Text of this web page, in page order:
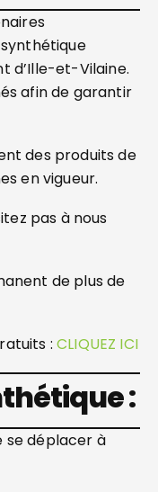
d’Ille-et-Vilaine.
afin de garantir
des produits de
en vigueur.
pas à nous
de plus de
:CLIQUEZ ICI
:
se déplacer à